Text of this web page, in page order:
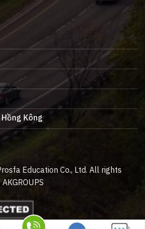
Kông
Education Co., Ltd. All rights